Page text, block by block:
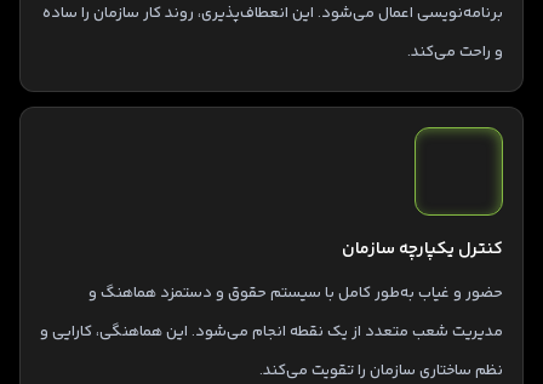
برنامه‌نویسی اعمال می‌شود. این انعطاف‌پذیری، روند کار سازمان را ساده
و راحت می‌کند.
کنترل یکپارچه سازمان
حضور و غیاب به‌طور کامل با سیستم حقوق و دستمزد هماهنگ و
مدیریت شعب متعدد از یک نقطه انجام می‌شود. این هماهنگی، کارایی و
نظم ساختاری سازمان را تقویت می‌کند.